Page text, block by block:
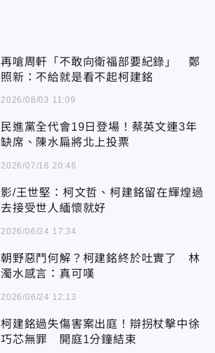
再嗆周軒「不敢向衛福部要紀錄」 鄭
照新：不給就是看不起柯建銘
2026/08/03 11:09
民進黨全代會19日登場！蔡英文連3年
缺席、陳水扁將北上投票
2026/07/18 20:46
影/王世堅：柯文哲、柯建銘留在輝煌過
去接受世人緬懷就好
2026/06/24 17:34
朝野惡鬥何解？柯建銘終於吐實了 林
濁水感言：真可嘆
2026/06/24 12:13
柯建銘過失傷害案出庭！辯拐杖擊中徐
巧芯無罪 開庭1分鐘結束